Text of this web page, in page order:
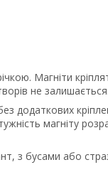
Магніти
не залишається.
додаткових
магніту
з бусами або